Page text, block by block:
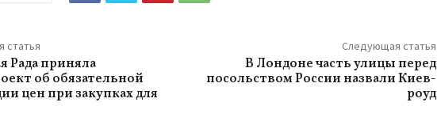
статья
Рада приняла
об обязательной
цен при закупках для
Следующая статья
В Лондоне часть улицы перед
посольством России назвали Киев-
роуд